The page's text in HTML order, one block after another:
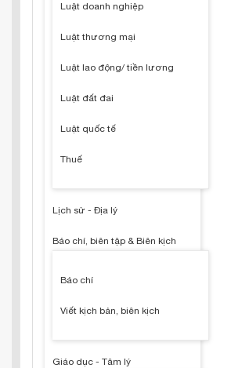
Luật doanh nghiệp
Luật thương mại
Luật lao động/ tiền lương
Luật đất đai
Luật quốc tế
Thuế
Lịch sử - Địa lý
Báo chí, biên tập & Biên kịch
Báo chí
Viết kịch bản, biên kịch
Giáo dục - Tâm lý